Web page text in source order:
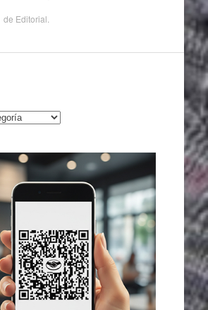
de Editorial